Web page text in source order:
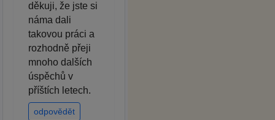
děkuji, že jste si
náma dali
takovou práci a
rozhodně přeji
mnoho dalších
úspěchů v
příštích letech.
odpovědět